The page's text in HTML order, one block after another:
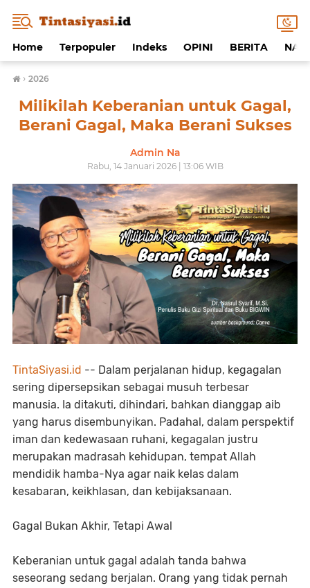
Home Terpopuler Indeks OPINI BERITA
› 2026
Milikilah Keberanian untuk Gagal,
Berani Gagal, Maka Berani Sukses
Admin Na
Rabu, 14 Januari 2026 | 13:06 WIB
TintaSiyasi.id -- Dalam perjalanan hidup, kegagalan
sering dipersepsikan sebagai musuh terbesar
manusia. Ia ditakuti, dihindari, bahkan dianggap aib
yang harus disembunyikan. Padahal, dalam perspektif
iman dan kedewasaan ruhani, kegagalan justru
merupakan madrasah kehidupan, tempat Allah
mendidik hamba-Nya agar naik kelas dalam
kesabaran, keikhlasan, dan kebijaksanaan.
Gagal Bukan Akhir, Tetapi Awal
Keberanian untuk gagal adalah tanda bahwa
seseorang sedang berjalan. Orang yang tidak pernah